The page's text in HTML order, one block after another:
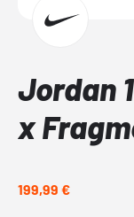
Jordan
x
199,99 €